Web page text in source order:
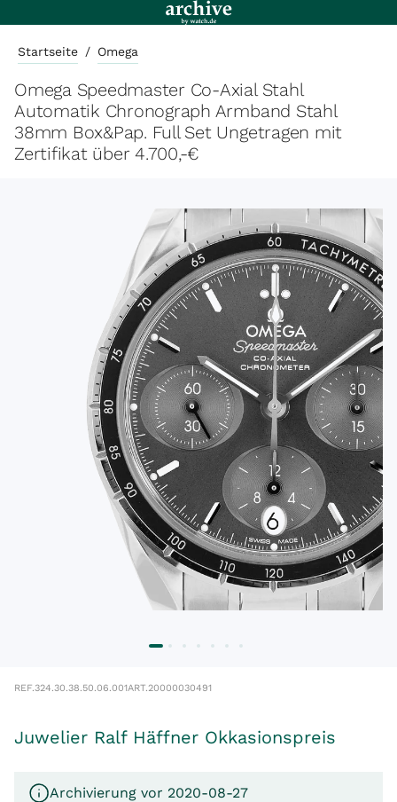
Startseite / Omega
Omega Speedmaster Co-Axial Stahl
Automatik Chronograph Armband Stahl
38mm Box&Pap. Full Set Ungetragen mit
Zertifikat über 4.700,-€
REF.324.30.38.50.06.001ART.20000030491
Juwelier Ralf Häffner Okkasionspreis
Archivierung vor 2020-08-27